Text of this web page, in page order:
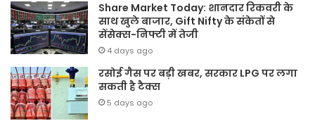
Share Market Today: शानदार रिकवरी के
साथ खुले बाजार, Gift Nifty के संकेतों से
सेंसेक्स-निफ्टी में तेजी
4 days ago
रसोई गैस पर बड़ी खबर, सरकार LPG पर लगा
सकती है टैक्स
5 days ago